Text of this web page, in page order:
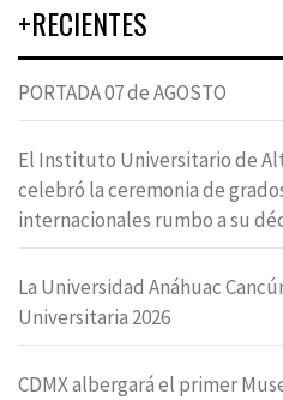
+RECIENTES
PORTADA 07 de AGOSTO
El Instituto Universitario de
celebró la ceremonia de
internacionales rumbo a su
La Universidad Anáhuac
Universitaria 2026
CDMX albergará el primer